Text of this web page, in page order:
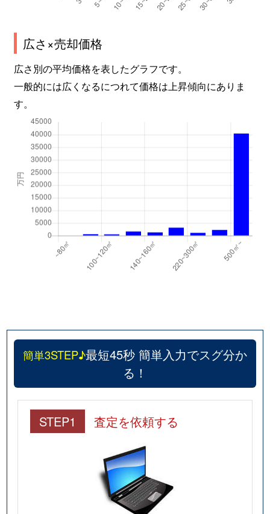
広さ×売却価格
広さ別の平均価格を表したグラフです。
一般的には広くなるにつれて価格は上昇傾向にありま
す。
簡単3STEP♪最短45秒 簡単入力でスグ分か
る！
STEP1 査定を依頼する